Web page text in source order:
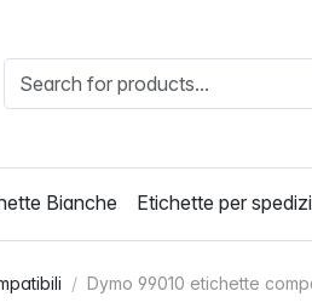
Bianche Etichette per
Dymo 99010 etichette